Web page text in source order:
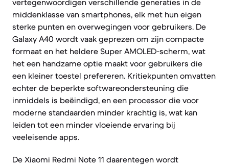
vertegenwoordigen verschillende generaties in de
middenklasse van smartphones, elk met hun eigen
sterke punten en overwegingen voor gebruikers. De
Galaxy A40 wordt vaak geprezen om zijn compacte
formaat en het heldere Super AMOLED-scherm, wat
het een handzame optie maakt voor gebruikers die
een kleiner toestel prefereren. Kritiekpunten omvatten
echter de beperkte softwareondersteuning die
inmiddels is beëindigd, en een processor die voor
moderne standaarden minder krachtig is, wat kan
leiden tot een minder vloeiende ervaring bij
veeleisende apps.
De Xiaomi Redmi Note 11 daarentegen wordt